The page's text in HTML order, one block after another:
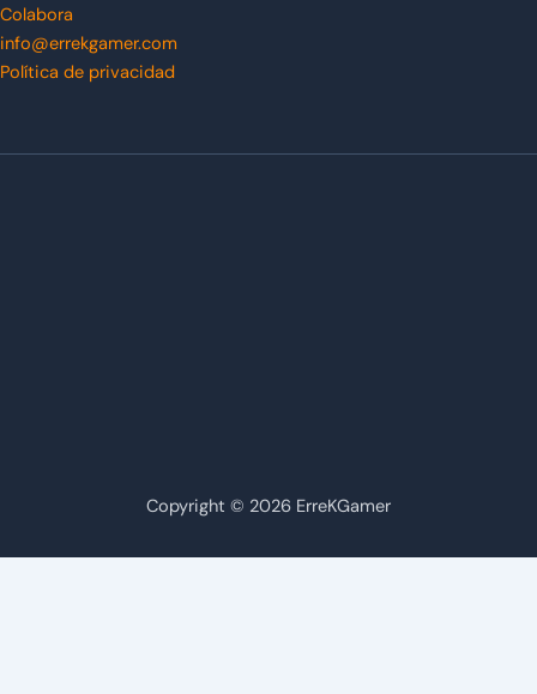
Colabora
info@errekgamer.com
Política de privacidad
Copyright © 2026 ErreKGamer